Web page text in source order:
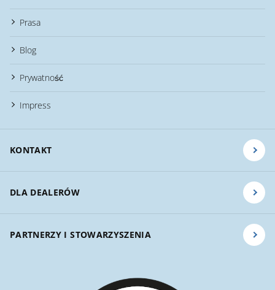
Prasa
Blog
Prywatność
Impress
KONTAKT
DLA DEALERÓW
PARTNERZY I STOWARZYSZENIA